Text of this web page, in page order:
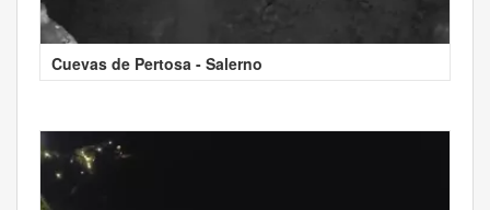
Cuevas de Pertosa - Salerno